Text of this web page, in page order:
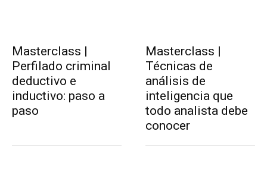
Masterclass |
Perfilado criminal
deductivo e
inductivo: paso a
paso
Masterclass |
Técnicas de
análisis de
inteligencia que
todo analista debe
conocer